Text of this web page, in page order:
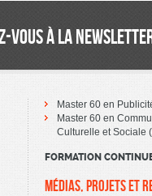
VOUS À LA
Master 60 en
Master 60 en
Culturelle et Sociale
FORMATION
MÉDIAS, PROJETS ET